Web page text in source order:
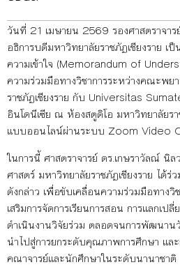
วันที่ 21 เมษายน 2569 รองศาสตราจาร
อธิการบดีมหาวิทยาลัยราชภัฏเชียงราย
ความเข้าใจ (Memorandum of
ความร่วมมือทางวิชาการระหว่างคณะพย
ราชภัฏเชียงราย กับ Universitas
อินโดนีเซีย ณ ห้องสตูดิโอ มหาวิทยาลัยร
แบบออนไลน์ผ่านระบบ Zoom Video
ในการนี้ ศาสตราจารย์ ดร.เกษราวัลณ์
ศาสตร์ มหาวิทยาลัยราชภัฏเชียงราย ได้ร่
ดังกล่าว เพื่อขับเคลื่อนความร่วมมือทางวิ
เสริมการจัดการเรียนการสอน การแลกเ
ดำเนินงานวิจัยร่วม ตลอดจนการพัฒนาน
นำไปสู่การยกระดับคุณภาพการศึกษา แ
คณาจารย์และนักศึกษาในระดับนานาชาติ